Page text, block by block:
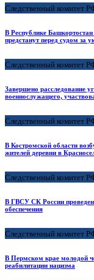
Следственный комитет
В Республике
предстанут перед судом за
Следственный комитет
Завершено расследование
военнослужащего,
Следственный комитет
В Костромской области
жителей деревни в
Следственный комитет
В ГВСУ СК России
обеспечения
Следственный комитет
В Пермском крае молодой
реабилитации нацизма